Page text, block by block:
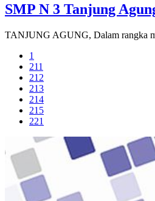
SMP N 3 Tanjung
TANJUNG AGUNG, Dalam rangka
1
211
212
213
214
215
221